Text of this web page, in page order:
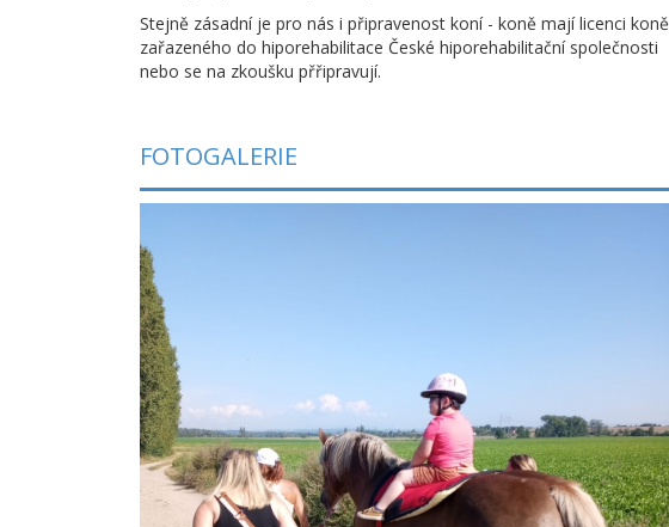
Stejně zásadní je pro nás i připravenost koní - koně mají licenci koně
zařazeného do hiporehabilitace České hiporehabilitační společnosti
nebo se na zkoušku přřipravují.
FOTOGALERIE